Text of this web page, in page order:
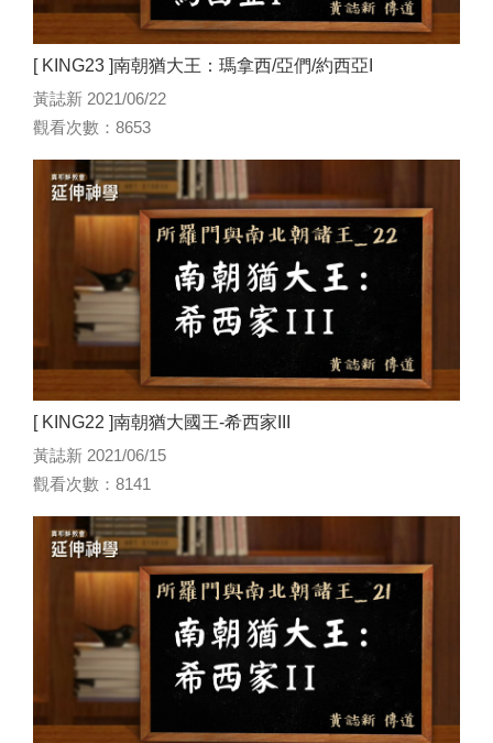
[ KING23 ]南朝猶大王：瑪拿西/亞們/約西亞I
黃誌新 2021/06/22
觀看次數：8653
[ KING22 ]南朝猶大國王-希西家III
黃誌新 2021/06/15
觀看次數：8141